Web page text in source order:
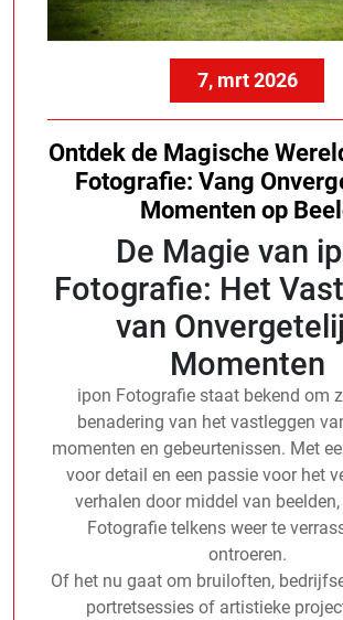
7, mrt 2026
Ontdek de Magische
Fotografie: Vang
Momenten op
De Magie van
Fotografie: Het
van
Momenten
ipon Fotografie staat bekend om
benadering van het vastleggen
momenten en gebeurtenissen. Met
voor detail en een passie voor het
verhalen door middel van
Fotografie telkens weer te
ontroeren.
Of het nu gaat om bruiloften,
portretsessies of artistieke